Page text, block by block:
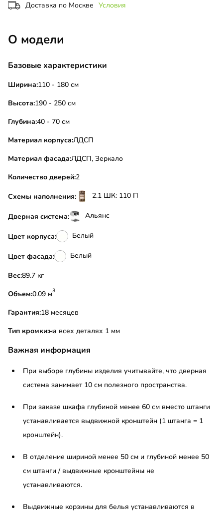
Доставка по Москве Условия
О модели
Базовые характеристики
Ширина:110 - 180 см
Высота:190 - 250 см
Глубина:40 - 70 см
Материал корпуса:ЛДСП
Материал фасада:ЛДСП, Зеркало
Количество дверей:2
Схемы наполнения: 2.1 ШК: 110 П
Дверная система: Альянс
Цвет корпуса: Белый
Цвет фасада: Белый
Вес:
89.7 кг
Объем:
0.09 м3
Гарантия:18 месяцев
Тип кромки:на всех деталях 1 мм
Важная информация
При выборе глубины изделия учитывайте, что дверная
система занимает 10 см полезного пространства.
При заказе шкафа глубиной менее 60 см вместо штанги
устанавливается выдвижной кронштейн (1 штанга = 1
кронштейн).
В отделение шириной менее 50 см и глубиной менее 50
см штанги / выдвижные кронштейны не
устанавливаются.
Выдвижные корзины для белья устанавливаются в